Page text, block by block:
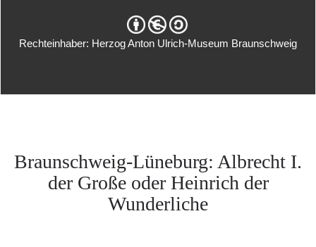
Rechteinhaber: Herzog Anton Ulrich-Museum Braunschweig
Braunschweig-Lüneburg: Albrecht I.
der Große oder Heinrich der
Wunderliche